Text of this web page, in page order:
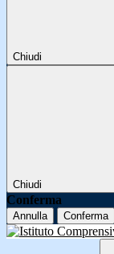
Chiudi
Chiudi
Conferma
Annulla Conferma